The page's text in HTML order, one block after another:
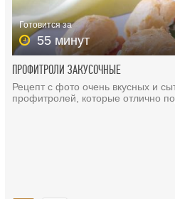
Готовится за
55 минут
ПРОФИТРОЛИ ЗАКУСОЧНЫЕ
Рецепт с фото очень вкусных и
профитролей, которые отлично